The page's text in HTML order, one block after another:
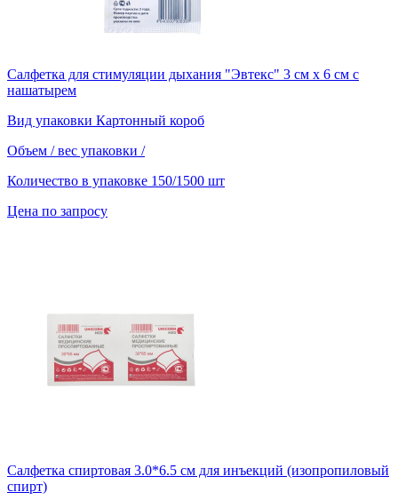
Салфетка для стимуляции дыхания "Эвтекс" 3 см х 6 см с
нашатырем
Вид упаковки Картонный короб
Объем / вес упаковки /
Количество в упаковке 150/1500 шт
Цена по запросу
Салфетка спиртовая 3.0*6.5 см для инъекций (изопропиловый
спирт)